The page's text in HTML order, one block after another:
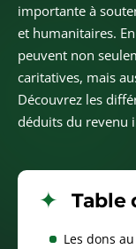
importante à
et humanitaires.
peuvent non
caritatives, mais
Découvrez les
déduits du revenu
Table
Les dons